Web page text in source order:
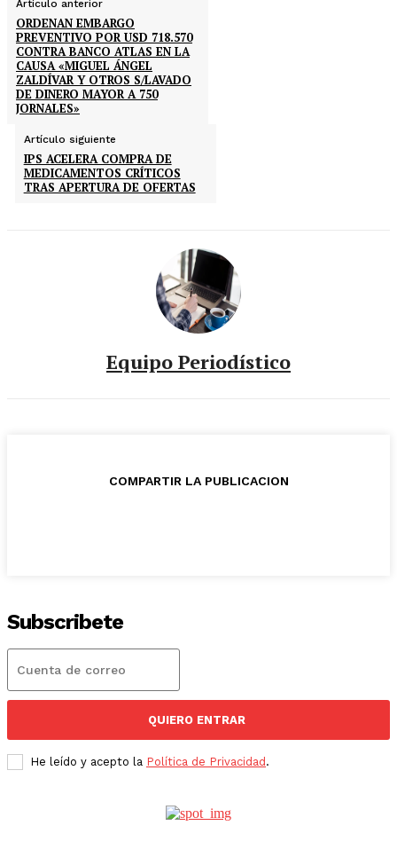
Artículo anterior
ORDENAN EMBARGO
PREVENTIVO POR USD 718.570
CONTRA BANCO ATLAS EN LA
CAUSA «MIGUEL ÁNGEL
ZALDÍVAR Y OTROS S/LAVADO
DE DINERO MAYOR A 750
JORNALES»
Artículo siguiente
IPS ACELERA COMPRA DE
MEDICAMENTOS CRÍTICOS
TRAS APERTURA DE OFERTAS
Equipo Periodístico
COMPARTIR LA PUBLICACION
Subscribete
QUIERO ENTRAR
He leído y acepto la Política de Privacidad .